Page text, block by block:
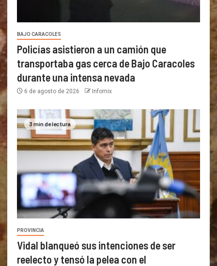
BAJO CARACOLES
Policías asistieron a un camión que
transportaba gas cerca de Bajo Caracoles
durante una intensa nevada
6 de agosto de 2026 Infomix
3 min de lectura
PROVINCIA
Vidal blanqueó sus intenciones de ser
reelecto y tensó la pelea con el